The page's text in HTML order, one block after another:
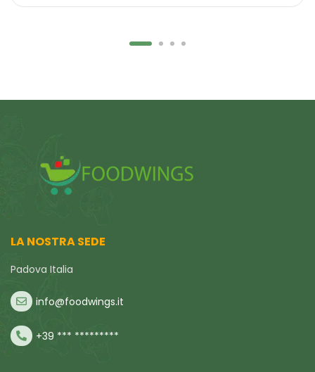
LA NOSTRA SEDE
Padova Italia
info@foodwings.it
+39 *** *********